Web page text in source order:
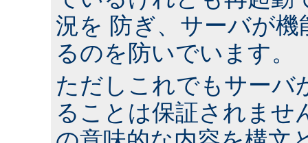
況を 防ぎ、サーバが
るのを防いでいます。
ただしこれでもサーバ
ることは保証されませ